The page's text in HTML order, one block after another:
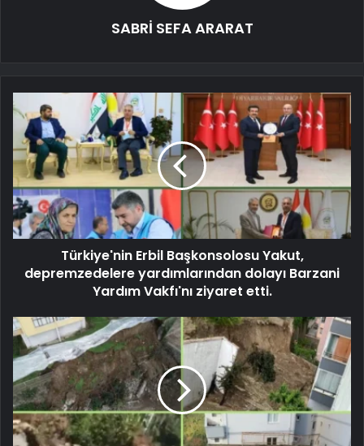
SABRİ SEFA ARARAT
Türkiye'nin Erbil Başkonsolosu Yakut,
depremzedelere yardımlarından dolayı Barzani
Yardım Vakfı'nı ziyaret etti.